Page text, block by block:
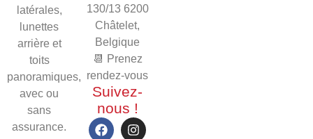
latérales,
lunettes
arrière et
toits
panoramiques,
avec ou
sans
assurance.
130/13 6200
Châtelet,
Belgique
📆 Prenez
rendez-vous
Suivez-
nous !